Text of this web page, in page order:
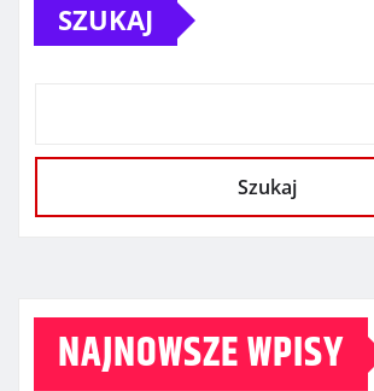
SZUKAJ
Szukaj
NAJNOWSZE WPISY